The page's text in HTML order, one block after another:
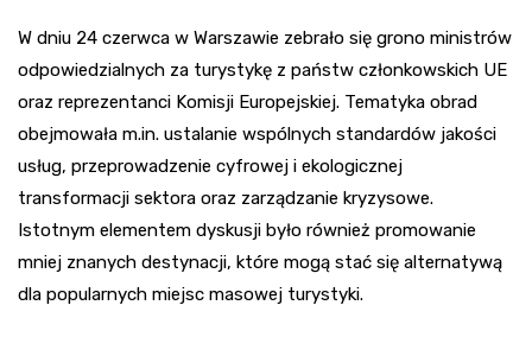
W dniu 24 czerwca w Warszawie zebrało się grono ministrów
odpowiedzialnych za turystykę z państw członkowskich UE
oraz reprezentanci Komisji Europejskiej. Tematyka obrad
obejmowała m.in. ustalanie wspólnych standardów jakości
usług, przeprowadzenie cyfrowej i ekologicznej
transformacji sektora oraz zarządzanie kryzysowe.
Istotnym elementem dyskusji było również promowanie
mniej znanych destynacji, które mogą stać się alternatywą
dla popularnych miejsc masowej turystyki.